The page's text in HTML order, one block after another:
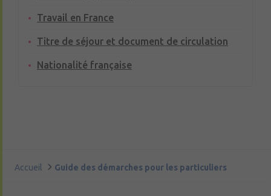
Travail en France
Titre de séjour et document de circulation
Nationalité française
Accueil Guide des démarches pour les particuliers